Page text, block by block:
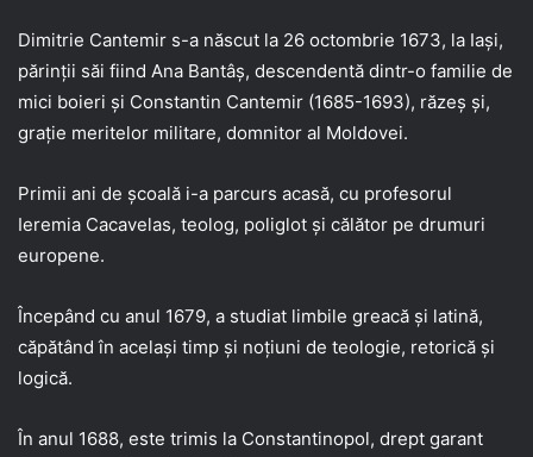
Dimitrie Cantemir s-a născut la 26 octombrie 1673, la Iaşi,
părinţii săi fiind Ana Bantâş, descendentă dintr-o familie de
mici boieri şi Constantin Cantemir (1685-1693), răzeş şi,
graţie meritelor militare, domnitor al Moldovei.
Primii ani de şcoală i-a parcurs acasă, cu profesorul
Ieremia Cacavelas, teolog, poliglot şi călător pe drumuri
europene.
Începând cu anul 1679, a studiat limbile greacă şi latină,
căpătând în acelaşi timp şi noţiuni de teologie, retorică şi
logică.
În anul 1688, este trimis la Constantinopol, drept garant